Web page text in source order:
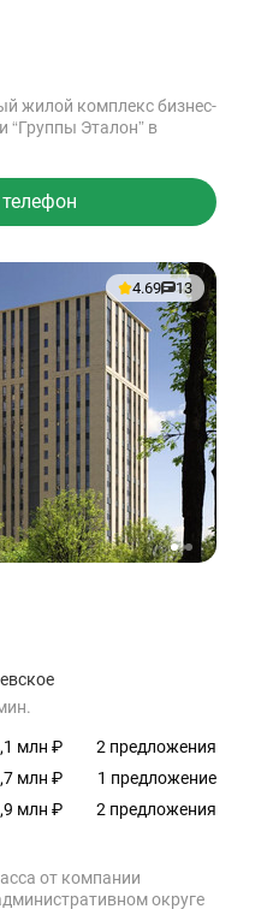
жилой комплекс бизнес-
“Группы Эталон” в
4.69 13
123
млн ₽
2 предложения
млн ₽
1 предложение
млн ₽ 2 предложения
от компании
округе